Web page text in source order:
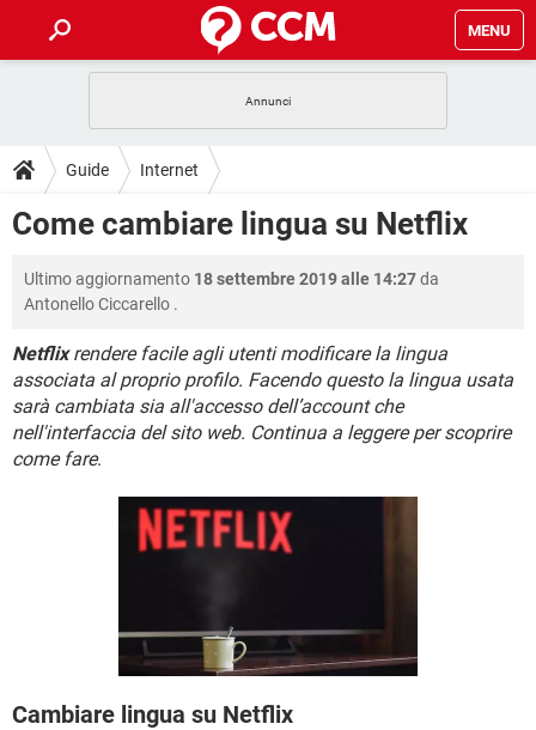
MENU
INTRATTENIMENTO
iOS WINDOWS 10
TIKTOK
GUIDE
COVID-19
INTRATTENIMENTO ANDROID
iOS WINDOWS 10
TIKTOK FACEBOOK
HARDWARE
DOWNLOAD
INTRATTENIMENTO
INSTAGRAM WHATSAPP
TIKTOK FACEBOOK
HARDWARE
FORUM
INTRATTENIMENTO ANDROID
iOS WINDOWS 10
INSTAGRAM WHATSAPP
COVID-19 GAMING
INTRATTENIMENTO ANDROID
iOS
FACEBOOK
Guide Internet
Come cambiare lingua su Netflix
Ultimo aggiornamento 18 settembre 2019 alle 14:27da
Antonello Ciccarello .
Netflixrendere facile agli utenti modificare la lingua
associata al proprio profilo. Facendo questo la lingua usata
sarà cambiata sia all'accesso dell’account che
nell'interfaccia del sito web. Continua a leggere per scoprire
come fare.
Cambiare lingua su Netflix